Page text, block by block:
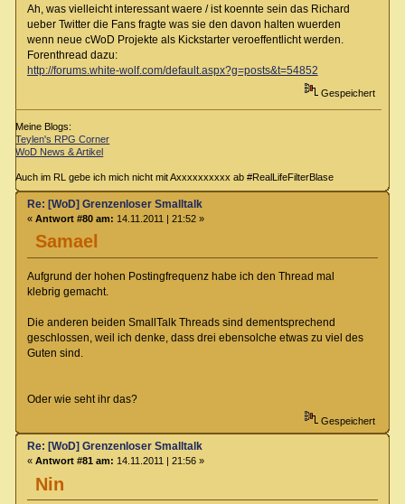
Ah, was vielleicht interessant waere / ist koennte sein das Richard
ueber Twitter die Fans fragte was sie den davon halten wuerden
wenn neue cWoD Projekte als Kickstarter veroeffentlicht werden.
Forenthread dazu:
http://forums.white-wolf.com/default.aspx?g=posts&t=54852
Gespeichert
Meine Blogs:
Teylen's RPG Corner
WoD News & Artikel
Auch im RL gebe ich mich nicht mit Axxxxxxxxxx ab #RealLifeFilterBlase
Samael
Re: [WoD] Grenzenloser Smalltalk
« Antwort #80 am: 14.11.2011 | 21:52 »
Aufgrund der hohen Postingfrequenz habe ich den Thread mal
klebrig gemacht.
Die anderen beiden SmallTalk Threads sind dementsprechend
geschlossen, weil ich denke, dass drei ebensolche etwas zu viel des
Guten sind.
Oder wie seht ihr das?
Gespeichert
Nin
Re: [WoD] Grenzenloser Smalltalk
« Antwort #81 am: 14.11.2011 | 21:56 »